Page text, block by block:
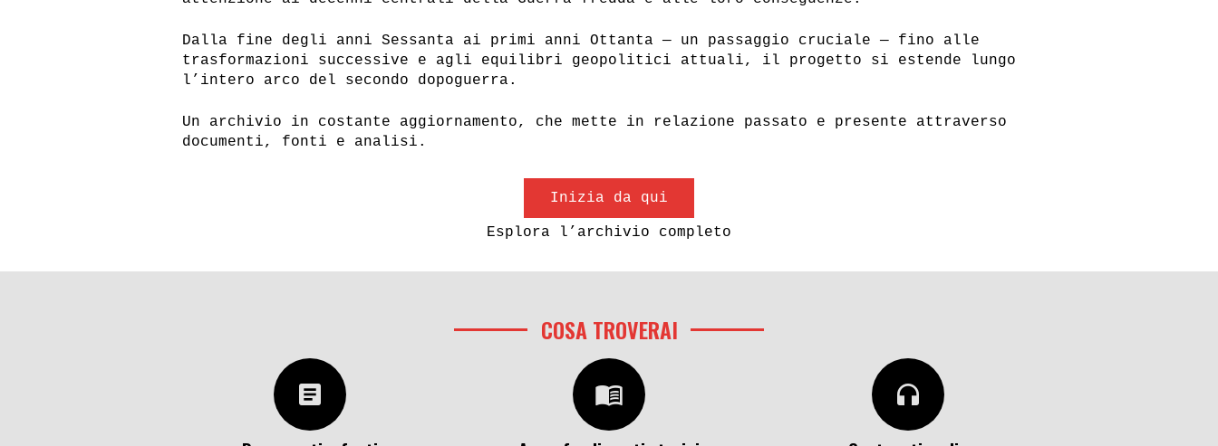
Dalla fine degli anni Sessanta ai primi anni Ottanta — un passaggio cruciale — fino alle
trasformazioni successive e agli equilibri geopolitici attuali, il progetto si estende lungo
l’intero arco del secondo dopoguerra.
Un archivio in costante aggiornamento, che mette in relazione passato e presente attraverso
documenti, fonti e analisi.
Inizia da qui
Esplora l’archivio completo
COSA TROVERAI
article menu_book headphones